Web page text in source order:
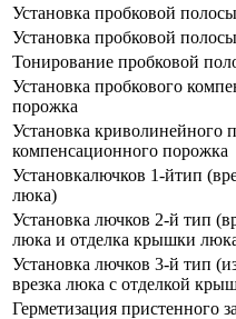
Установка пробковой полосы
Установка пробковой
Тонирование пробковой
Установка пробкового
порожка
Установка криволинейного
компенсационного порожка
Установкалючков 1-йтип
люка)
Установка лючков 2-й тип
люка и отделка крышки
Установка лючков 3-й тип
врезка люка с отделкой
Герметизация пристенного